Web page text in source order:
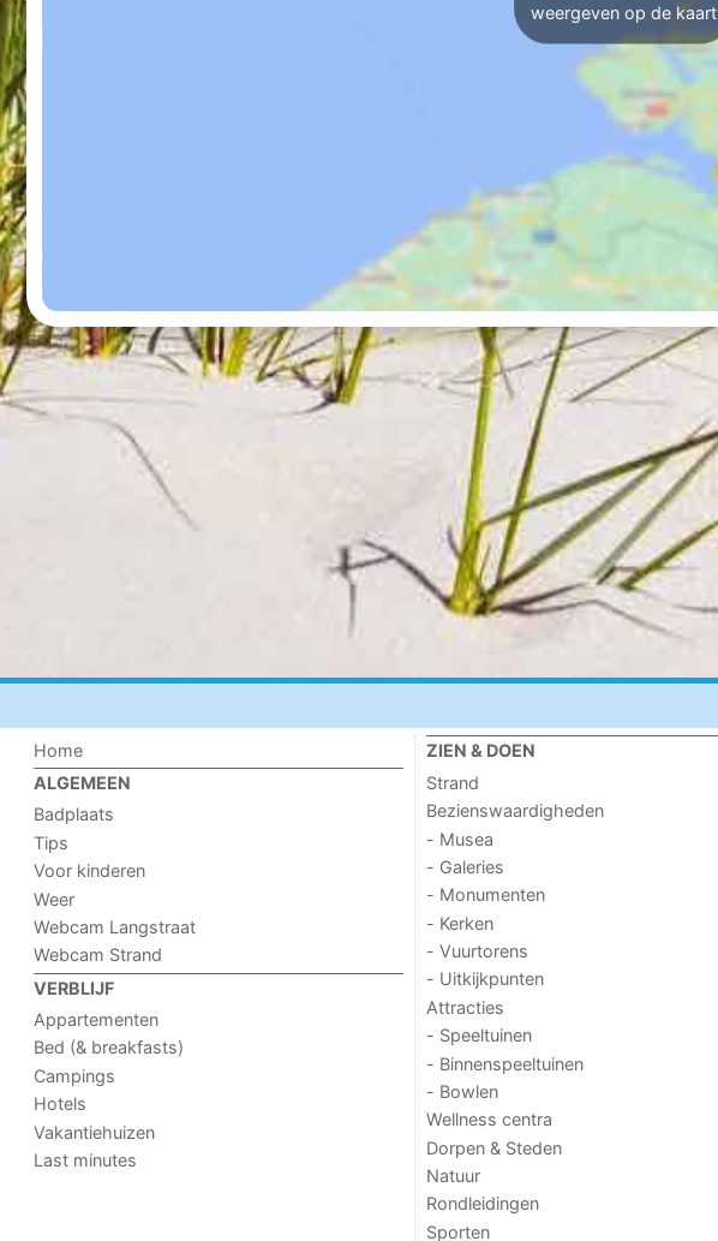
weergeven op de kaart
Home
ALGEMEEN
Badplaats
Tips
Voor kinderen
Weer
Webcam Langstraat
Webcam Strand
VERBLIJF
Appartementen
Bed (& breakfasts)
Campings
Hotels
Vakantiehuizen
Last minutes
ZIEN & DOEN
Strand
Bezienswaardigheden
- Musea
- Galeries
- Monumenten
- Kerken
- Vuurtorens
- Uitkijkpunten
Attracties
- Speeltuinen
- Binnenspeeltuinen
- Bowlen
Wellness centra
Dorpen & Steden
Natuur
Rondleidingen
Sporten